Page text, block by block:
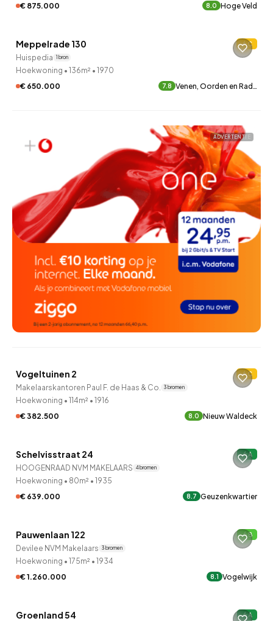
€ 875.000
8.0 Hoge Veld
Meppelrade 130 C
Huispedia 1 bron
Hoekwoning • 136m² • 1970
€ 650.000
7.8 Venen, Oorden en Rad…
ADVERTENTIE
Vogeltuinen 2 C
Makelaarskantoren Paul F. de Haas & Co. 3 bronnen
Hoekwoning • 114m² • 1916
€ 382.500
8.0 Nieuw Waldeck
Schelvisstraat 24 A
HOOGENRAAD NVM MAKELAARS 4 bronnen
Hoekwoning • 80m² • 1935
€ 639.000
8.7 Geuzenkwartier
Pauwenlaan 122 B
Devilee NVM Makelaars 3 bronnen
Hoekwoning • 175m² • 1934
€ 1.260.000
8.1 Vogelwijk
Groenland 54 A